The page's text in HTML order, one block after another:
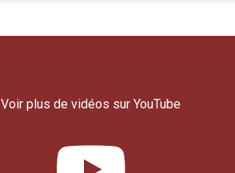
Voir plus de vidéos sur YouTube